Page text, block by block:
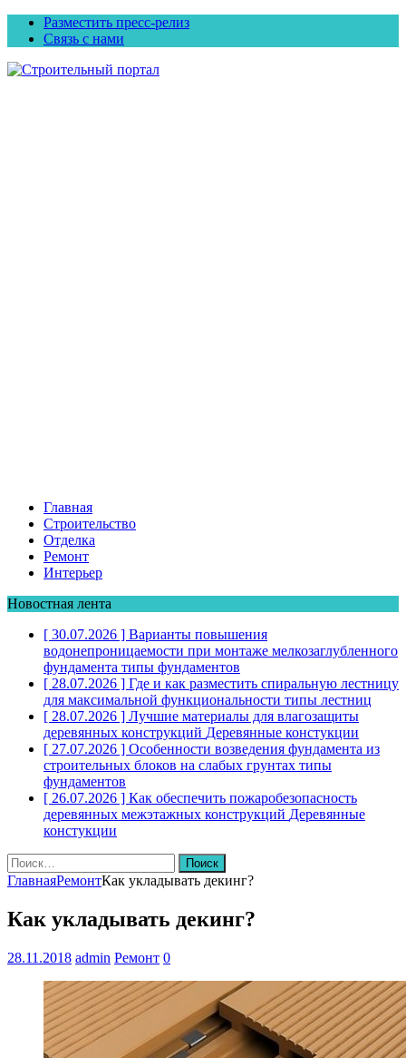
Разместить пресс-релиз
Связь с нами
Главная
Строительство
Отделка
Ремонт
Интерьер
Новостная лента
[ 30.07.2026 ] Варианты повышения
водонепроницаемости при монтаже мелкозаглубленного
фундамента типы фундаментов
[ 28.07.2026 ] Где и как разместить спиральную лестницу
для максимальной функциональности типы лестниц
[ 28.07.2026 ] Лучшие материалы для влагозащиты
деревянных конструкций Деревянные констукции
[ 27.07.2026 ] Особенности возведения фундамента из
строительных блоков на слабых грунтах типы
фундаментов
[ 26.07.2026 ] Как обеспечить пожаробезопасность
деревянных межэтажных конструкций Деревянные
констукции
Найти:
ГлавнаяРемонтКак укладывать декинг?
Как укладывать декинг?
28.11.2018 admin Ремонт 0